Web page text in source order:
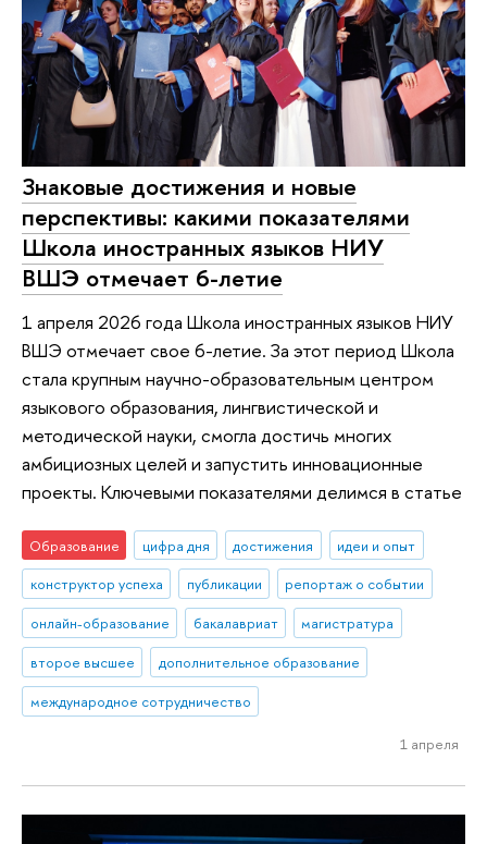
Знаковые достижения и новые
перспективы: какими показателями
Школа иностранных языков НИУ
ВШЭ отмечает 6-летие
1 апреля 2026 года Школа иностранных языков НИУ
ВШЭ отмечает свое 6-летие. За этот период Школа
стала крупным научно-образовательным центром
языкового образования, лингвистической и
методической науки, смогла достичь многих
амбициозных целей и запустить инновационные
проекты. Ключевыми показателями делимся в статье
Образование цифра дня достижения
идеи и опыт
конструктор успеха
публикации
репортаж о событии
онлайн-образование
бакалавриат
магистратура
второе высшее
дополнительное образование
международное сотрудничество
1 апреля